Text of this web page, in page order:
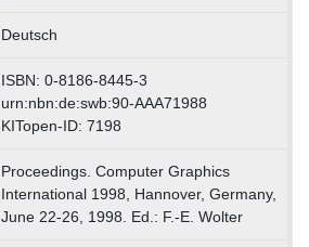
Deutsch
ISBN: 0-8186-8445-3
urn:nbn:de:swb:90-AAA71988
KITopen-ID: 7198
Proceedings. Computer Graphics
International 1998, Hannover, Germany,
June 22-26, 1998. Ed.: F.-E. Wolter